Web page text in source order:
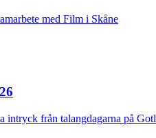
med Film i Skåne
intryck från talangdagarna på